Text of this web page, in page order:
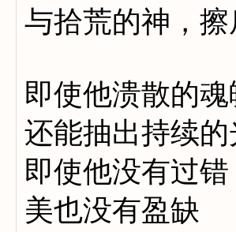
与拾荒的神，擦
即使他溃散的魂
还能抽出持续的
即使他没有过错
美也没有盈缺